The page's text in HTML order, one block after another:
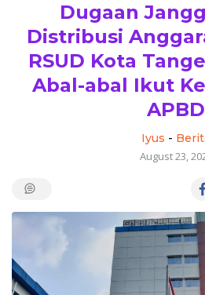
Dugaan
Distribusi
RSUD Kota
Abal-abal Ikut
APBD
Iyus -
August 23,